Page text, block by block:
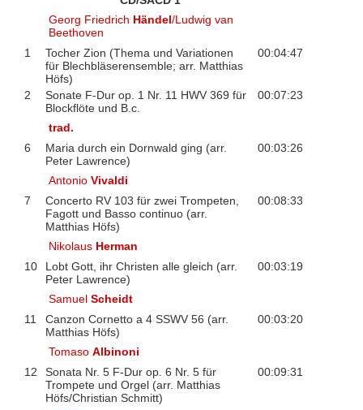
Georg Friedrich Händel/Ludwig van
Beethoven
1
Tocher Zion (Thema und Variationen
für Blechbläserensemble; arr. Matthias
Höfs)
00:04:47
2
Sonate F-Dur op. 1 Nr. 11 HWV 369 für
Blockflöte und B.c.
00:07:23
trad.
6
Maria durch ein Dornwald ging (arr.
Peter Lawrence)
00:03:26
AntonioVivaldi
7
Concerto RV 103 für zwei Trompeten,
Fagott und Basso continuo (arr.
Matthias Höfs)
00:08:33
Nikolaus Herman
10
Lobt Gott, ihr Christen alle gleich (arr.
Peter Lawrence)
00:03:19
SamuelScheidt
11
Canzon Cornetto a 4 SSWV 56 (arr.
Matthias Höfs)
00:03:20
TomasoAlbinoni
12
Sonata Nr. 5 F-Dur op. 6 Nr. 5 für
Trompete und Orgel (arr. Matthias
Höfs/Christian Schmitt)
00:09:31